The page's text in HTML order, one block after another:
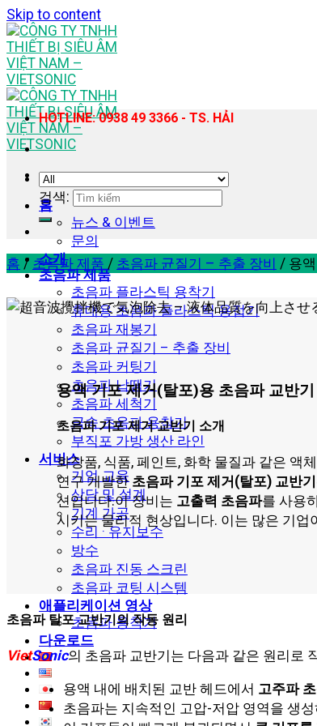
Skip to content
홈
뉴스 & 이벤트
문의
소개
초음파 제품
초음파 플라스틱 용착기
휴대용 초음파 플라스틱 용접기
초음파 재봉기
초음파 균질기 – 추출 장비
초음파 커팅기
초음파 납땜기
초음파 세척기
금속 초음파 용착기
부직포 가방 생산 라인
서비스
기업 교육
상담 및 설계
기계 가공
수리 · 유지보수
방수
초음파 진동 스크린
초음파 코팅 시스템
애플리케이션 영상
초음파 용착기
다운로드
HOTLINE: 0938 49 3366 - TS. HẢI
검색:
홈 / 초음파 제품 / 초음파 균질기 – 추출 장비 / 용
용액 기포 제거(탈포)용 초음파 교반
초음파 기포 제거 교반기 소개
화장품, 식품, 페인트, 화학 물질과 같은 액
연구 개발한 초음파 기포 제거(탈포) 교반기
션입니다.이 장비는 고출력 초음파를 사용
시키는 물리적 현상입니다. 이는 많은 기
초음파 탈포 교반기의 작동 원리
VietSonic의 초음파 교반기는 다음과 같은 원리로
용액 내에 배치된 교반 헤드에서 고주파
초음파는 지속적인 고압-저압 영역을 생